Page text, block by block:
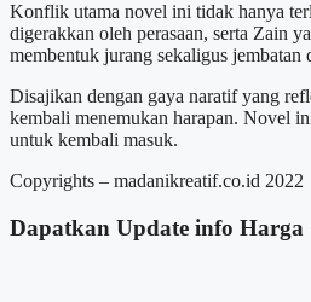
Konflik utama novel ini tidak hanya
digerakkan oleh perasaan, serta Zain
membentuk jurang sekaligus jembatan
Disajikan dengan gaya naratif yang
kembali menemukan harapan. Novel
untuk kembali masuk.
Copyrights – madanikreatif.co.id 2022
Dapatkan Update info Harga